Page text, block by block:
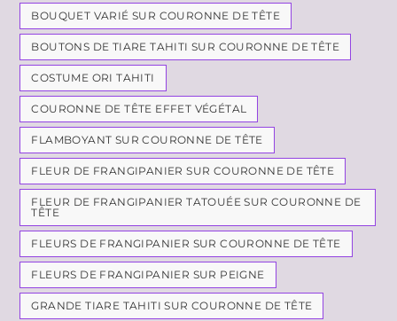
BOUQUET VARIÉ SUR COURONNE DE TÊTE
BOUTONS DE TIARE TAHITI SUR COURONNE DE TÊTE
COSTUME ORI TAHITI
COURONNE DE TÊTE EFFET VÉGÉTAL
FLAMBOYANT SUR COURONNE DE TÊTE
FLEUR DE FRANGIPANIER SUR COURONNE DE TÊTE
FLEUR DE FRANGIPANIER TATOUÉE SUR COURONNE DE
TÊTE
FLEURS DE FRANGIPANIER SUR COURONNE DE TÊTE
FLEURS DE FRANGIPANIER SUR PEIGNE
GRANDE TIARE TAHITI SUR COURONNE DE TÊTE